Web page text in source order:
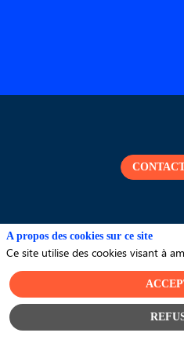
A propos des cookies sur ce site
Ce site utilise des cookies visant à